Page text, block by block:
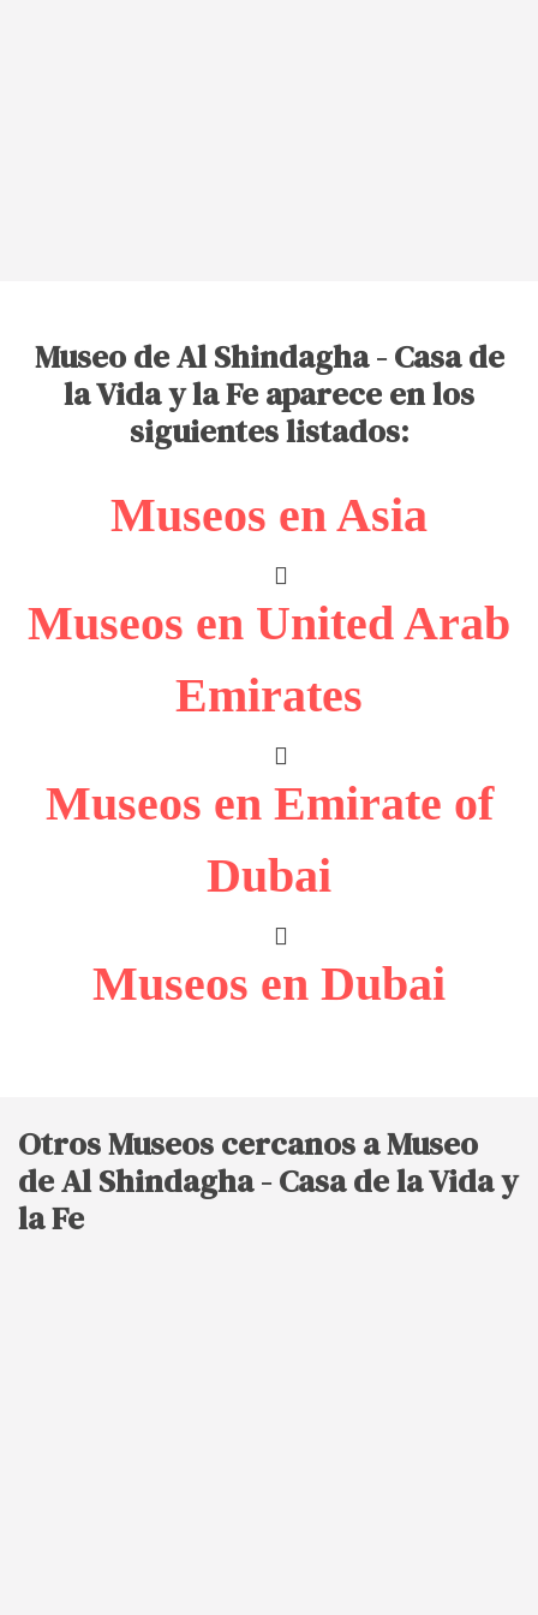
Museo de Al Shindagha - Casa de
la Vida y la Fe aparece en los
siguientes listados:
Museos en Asia
Museos en United Arab
Emirates
Museos en Emirate of
Dubai
Museos en Dubai
Otros Museos cercanos a Museo
de Al Shindagha - Casa de la Vida y
la Fe